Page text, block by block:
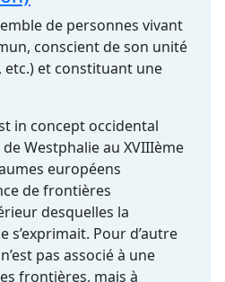
de personnes vivant
conscient de son unité
et constituant une
in concept occidental
Westphalie au XVIIIème
européens
de frontières
desquelles la
s’exprimait. Pour d’autre
pas associé à une
frontières, mais à